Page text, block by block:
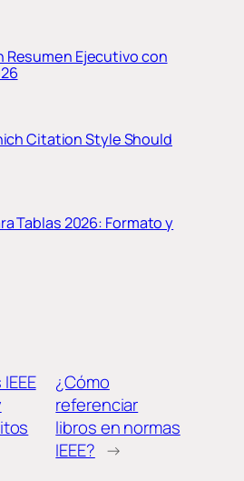
Resumen Ejecutivo con
Citation Style Should
Tablas 2026: Formato y
¿Cómo
referenciar
libros en normas
IEEE? →